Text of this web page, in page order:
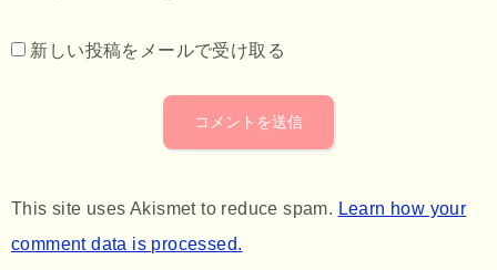
新しい投稿をメールで受け取る
This site uses Akismet to reduce spam. Learn how your
comment data is processed.